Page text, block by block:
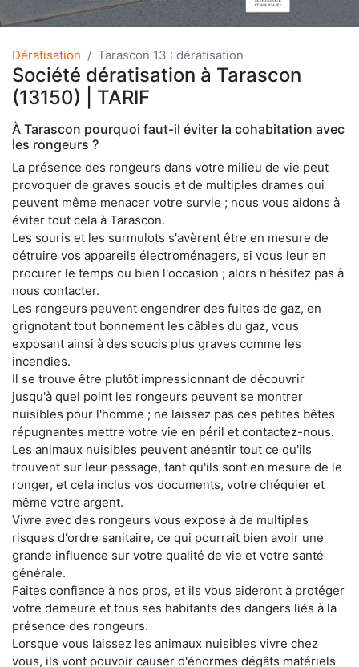
Dératisation Tarascon 13 : dératisation
Société dératisation à Tarascon
(13150) | TARIF
À Tarascon pourquoi faut-il éviter la cohabitation avec
les rongeurs ?
La présence des rongeurs dans votre milieu de vie peut
provoquer de graves soucis et de multiples drames qui
peuvent même menacer votre survie ; nous vous aidons à
éviter tout cela à Tarascon.
Les souris et les surmulots s'avèrent être en mesure de
détruire vos appareils électroménagers, si vous leur en
procurer le temps ou bien l'occasion ; alors n'hésitez pas à
nous contacter.
Les rongeurs peuvent engendrer des fuites de gaz, en
grignotant tout bonnement les câbles du gaz, vous
exposant ainsi à des soucis plus graves comme les
incendies.
Il se trouve être plutôt impressionnant de découvrir
jusqu'à quel point les rongeurs peuvent se montrer
nuisibles pour l'homme ; ne laissez pas ces petites bêtes
répugnantes mettre votre vie en péril et contactez-nous.
Les animaux nuisibles peuvent anéantir tout ce qu'ils
trouvent sur leur passage, tant qu'ils sont en mesure de le
ronger, et cela inclus vos documents, votre chéquier et
même votre argent.
Vivre avec des rongeurs vous expose à de multiples
risques d'ordre sanitaire, ce qui pourrait bien avoir une
grande influence sur votre qualité de vie et votre santé
générale.
Faites confiance à nos pros, et ils vous aideront à protéger
votre demeure et tous ses habitants des dangers liés à la
présence des rongeurs.
Lorsque vous laissez les animaux nuisibles vivre chez
vous, ils vont pouvoir causer d'énormes dégâts matériels